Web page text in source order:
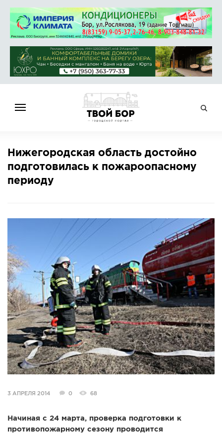
НОВОСТИ
СПРАВОЧНИК
ОБЪЯВЛЕНИЯ
АФИША
КОНКУРСЫ
СТАТЬИ
ГОЛОСОВАНИЯ
ПРЕДЛОЖИТЬ НОВОСТЬ
ФОТО
Нижегородская область достойно
подготовилась к пожароопасному
периоду
3 АПРЕЛЯ 2014 0 68
Начиная с 24 марта, проверка подготовки к
противопожарному сезону проводится